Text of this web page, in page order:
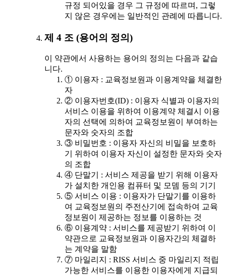
규정 되어있을 경우 그 규정에 따르며, 그렇
지 않은 경우에는 일반적인 관례에 따릅니다.
제 4 조 (용어의 정의)
이 약관에서 사용하는 용어의 정의는 다음과 같습
니다.
① 이용자 : 교육정보원과 이용계약을 체결한
자
② 이용자번호(ID) : 이용자 식별과 이용자의
서비스 이용을 위하여 이용계약 체결시 이용
자의 선택에 의하여 교육정보원이 부여하는
문자와 숫자의 조합
③ 비밀번호 : 이용자 자신의 비밀을 보호하
기 위하여 이용자 자신이 설정한 문자와 숫자
의 조합
④ 단말기 : 서비스 제공을 받기 위해 이용자
가 설치한 개인용 컴퓨터 및 모뎀 등의 기기
⑤ 서비스 이용 : 이용자가 단말기를 이용하
여 교육정보원의 주전산기에 접속하여 교육
정보원이 제공하는 정보를 이용하는 것
⑥ 이용계약 : 서비스를 제공받기 위하여 이
약관으로 교육정보원과 이용자간의 체결하
는 계약을 말함
⑦ 마일리지 : RISS 서비스 중 마일리지 적립
가능한 서비스를 이용한 이용자에게 지급되